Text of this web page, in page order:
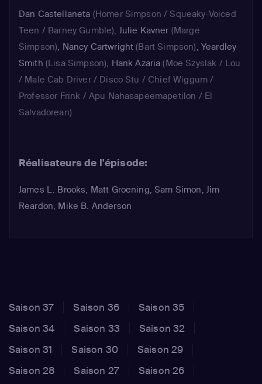
Homer apprend les rudiments du
rock et finit par se faire remarquer
par le leader des Rolling Stones...
Dan Castellaneta (Homer Simpson / Squeaky-Voiced
Teen / Barney Gumble), Julie Kavner (Marge
Simpson), Nancy Cartwright (Bart Simpson), Yeardley
Smith (Lisa Simpson), Hank Azaria (Moe Szyslak / Lou
/ Male Cab Driver / Disco Stu / Chief Wiggum /
Professor Frink / Apu Nahasapeemapetilon / El
Salvadorean)
Réalisateurs de l'épisode:
James L. Brooks, Matt Groening, Sam Simon, Jim
Reardon, Mike B. Anderson
Saison 37 Saison 36
Saison 35
Saison 34
Saison 33
Saison 32
Saison 31
Saison 30
Saison 29
Saison 28
Saison 27
Saison 26